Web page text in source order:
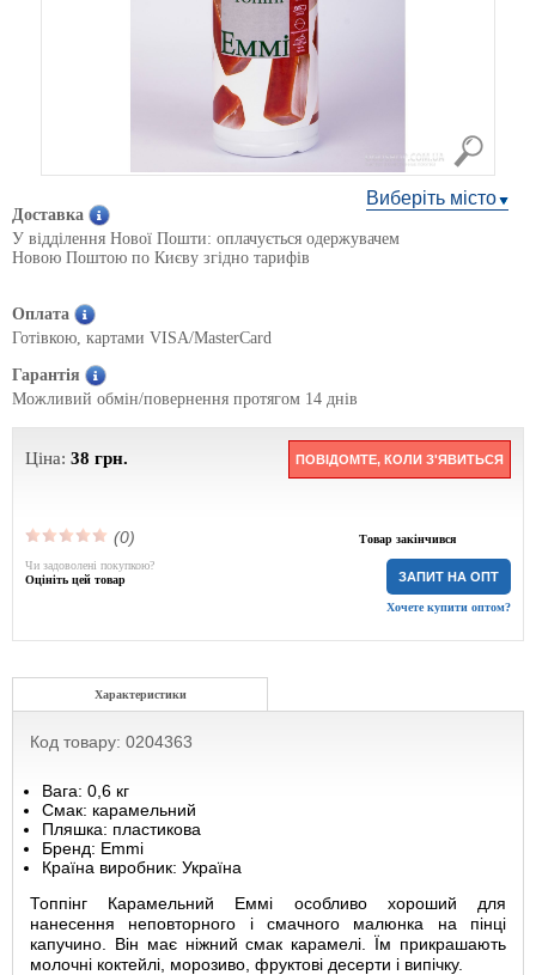
Виберіть місто
Доставка
У відділення Нової Пошти: оплачується одержувачем
Новою Поштою по Києву згідно тарифів
Оплата
Готівкою, картами VISA/MasterCard
Гарантія
Можливий обмін/повернення протягом 14 днів
Ціна: 38 грн. ПОВІДОМТЕ, КОЛИ З'ЯВИТЬСЯ
(0) Товар закінчився
ЗАПИТ НА ОПТ
Хочете купити оптом?
Чи задоволені покупкою?
Оцініть цей товар
Характеристики
Код товару: 0204363
Вага: 0,6 кг
Смак: карамельний
Пляшка: пластикова
Бренд: Emmi
Країна виробник: Україна
Топпінг Карамельний Еммі особливо хороший для
нанесення неповторного і смачного малюнка на пінці
капучино. Він має ніжний смак карамелі. Їм прикрашають
молочні коктейлі, морозиво, фруктові десерти і випічку.